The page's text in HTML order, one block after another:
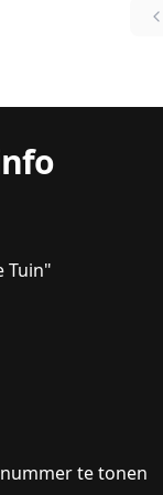
Tuin"
te tonen